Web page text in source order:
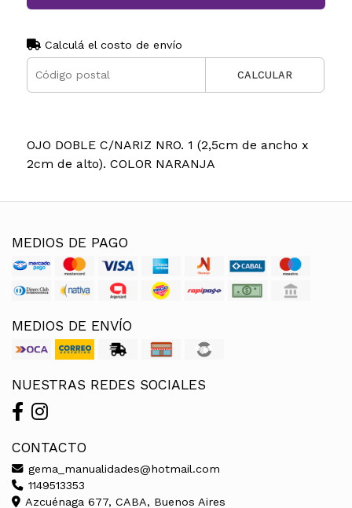
Calculá el costo de envío
CALCULAR
OJO DOBLE C/NARIZ NRO. 1 (2,5cm de ancho x
2cm de alto). COLOR NARANJA
MEDIOS DE PAGO
MEDIOS DE ENVÍO
NUESTRAS REDES SOCIALES
CONTACTO
gema_manualidades@hotmail.com
1149513353
Azcuénaga 677, CABA, Buenos Aires